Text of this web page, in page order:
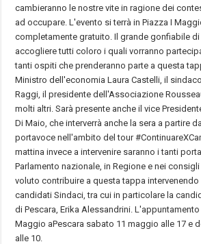
cambieranno le nostre vite in ragione dei
ad occupare. L'evento si terrà in Piazza I
completamente gratuito. Il grande gonfiabile
accogliere tutti coloro i quali vorranno
tanti ospiti che prenderanno parte a questa
Ministro dell'economia Laura Castelli, il
Raggi, il presidente dell'Associazione
molti altri. Sarà presente anche il vice
Di Maio, che interverrà anche la sera a partire
portavoce nell'ambito del tour
mattina invece a intervenire saranno i tanti
Parlamento nazionale, in Regione e nei
voluto contribuire a questa tappa
candidati Sindaci, tra cui in particolare la
di Pescara, Erika Alessandrini. L'appuntamento
Maggio aPescara sabato 11 maggio alle 17 e
alle 10.